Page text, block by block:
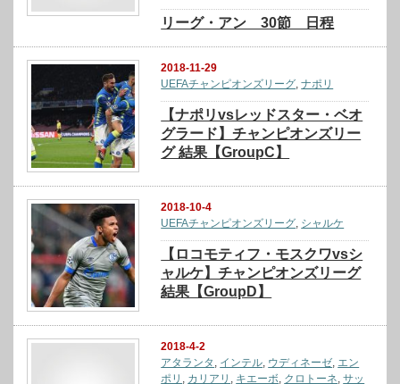
リーグ・アン 30節 日程
2018-11-29
UEFAチャンピオンズリーグ ,ナポリ
【ナポリvsレッドスター・ベオ
グラード】チャンピオンズリー
グ 結果【GroupC】
2018-10-4
UEFAチャンピオンズリーグ, シャルケ
【ロコモティフ・モスクワvsシ
ャルケ】チャンピオンズリーグ
結果【GroupD】
2018-4-2
アタランタ , インテル, ウディネーゼ, エン
ポリ , カリアリ , キエーボ, クロトーネ,サッ